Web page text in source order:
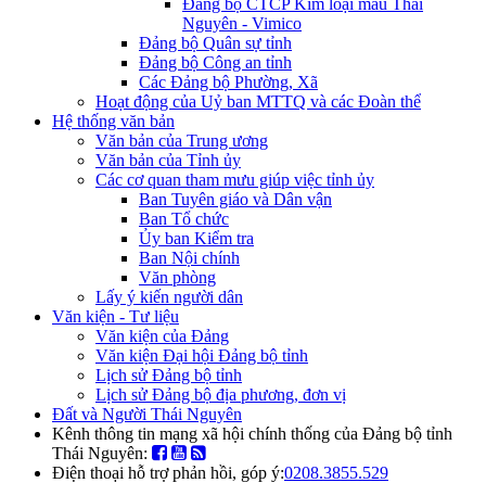
Nguyên - Vimico
Đảng bộ Quân sự tỉnh
Đảng bộ Công an tỉnh
Các Đảng bộ Phường, Xã
Hoạt động của Uỷ ban MTTQ và các Đoàn thể
Hệ thống văn bản
Văn bản của Trung ương
Văn bản của Tỉnh ủy
Các cơ quan tham mưu giúp việc tỉnh ủy
Ban Tuyên giáo và Dân vận
Ban Tổ chức
Ủy ban Kiểm tra
Ban Nội chính
Văn phòng
Lấy ý kiến người dân
Văn kiện - Tư liệu
Văn kiện của Đảng
Văn kiện Đại hội Đảng bộ tỉnh
Lịch sử Đảng bộ tỉnh
Lịch sử Đảng bộ địa phương, đơn vị
Đất và Người Thái Nguyên
Kênh thông tin mạng xã hội chính thống của Đảng bộ tỉnh
Thái Nguyên:
Điện thoại hỗ trợ phản hồi, góp ý:0208.3855.529